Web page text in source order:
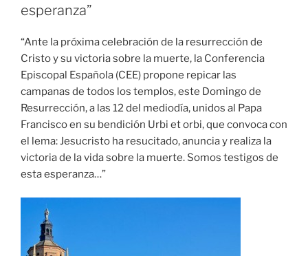
esperanza”
“Ante la próxima celebración de la resurrección de
Cristo y su victoria sobre la muerte, la Conferencia
Episcopal Española (CEE) propone repicar las
campanas de todos los templos, este Domingo de
Resurrección, a las 12 del mediodía, unidos al Papa
Francisco en su bendición Urbi et orbi, que convoca con
el lema: Jesucristo ha resucitado, anuncia y realiza la
victoria de la vida sobre la muerte. Somos testigos de
esta esperanza…”